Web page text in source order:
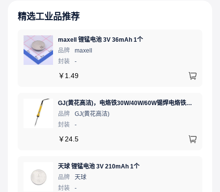
精选工业品推荐
maxell 锂锰电池 3V 36mAh 1个
品牌
maxell
封装
-
￥ 1.49
GJ(黄花高洁)，电烙铁30W/40W/60W锡焊电烙铁焊接工具电焊笔手机电子维修（内热35W），NO.435(35W)
品牌
GJ(黄花高洁)
封装
-
￥ 24.5
天球 锂锰电池 3V 210mAh 1个
品牌
天球
封装
-